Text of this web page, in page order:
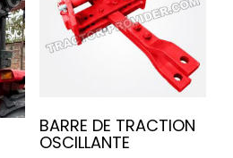
BARRE DE TRACTION
OSCILLANTE